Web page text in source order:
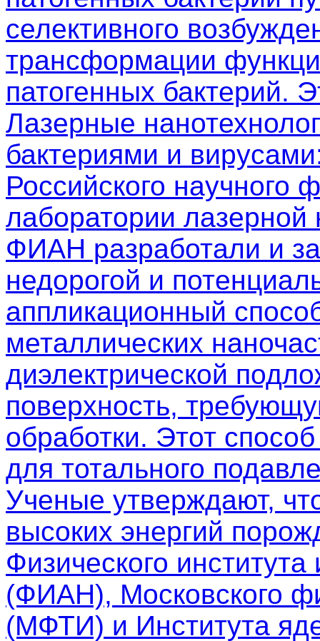
селективного
трансформации
патогенных бактерий.
Лазерные
бактериями и вирусами
Российского
лаборатории
ФИАН разработали и
недорогой и
аппликационный
металлических
диэлектрической
поверхность,
обработки. Этот
для тотального
Ученые утверждают,
высоких энергий
Физического
(ФИАН), Московского
(МФТИ) и Института